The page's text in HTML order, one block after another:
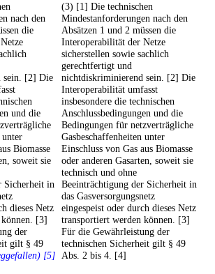
nach den
die
sein. [2] Die
und die
unter
Biomasse
soweit sie
Sicherheit in
dieses Netz
[3]
der
gilt § 49
[5]
(3) [1] Die technischen
Mindestanforderungen nach den
Absätzen 1 und 2 müssen die
Interoperabilität der Netze
sicherstellen sowie sachlich
gerechtfertigt und
nichtdiskriminierend sein. [2] Die
Interoperabilität umfasst
insbesondere die technischen
Anschlussbedingungen und die
Bedingungen für netzverträgliche
Gasbeschaffenheiten unter
Einschluss von Gas aus Biomasse
oder anderen Gasarten, soweit sie
technisch und ohne
Beeinträchtigung der Sicherheit in
das Gasversorgungsnetz
eingespeist oder durch dieses Netz
transportiert werden können. [3]
Für die Gewährleistung der
technischen Sicherheit gilt § 49
Abs. 2 bis 4. [4]